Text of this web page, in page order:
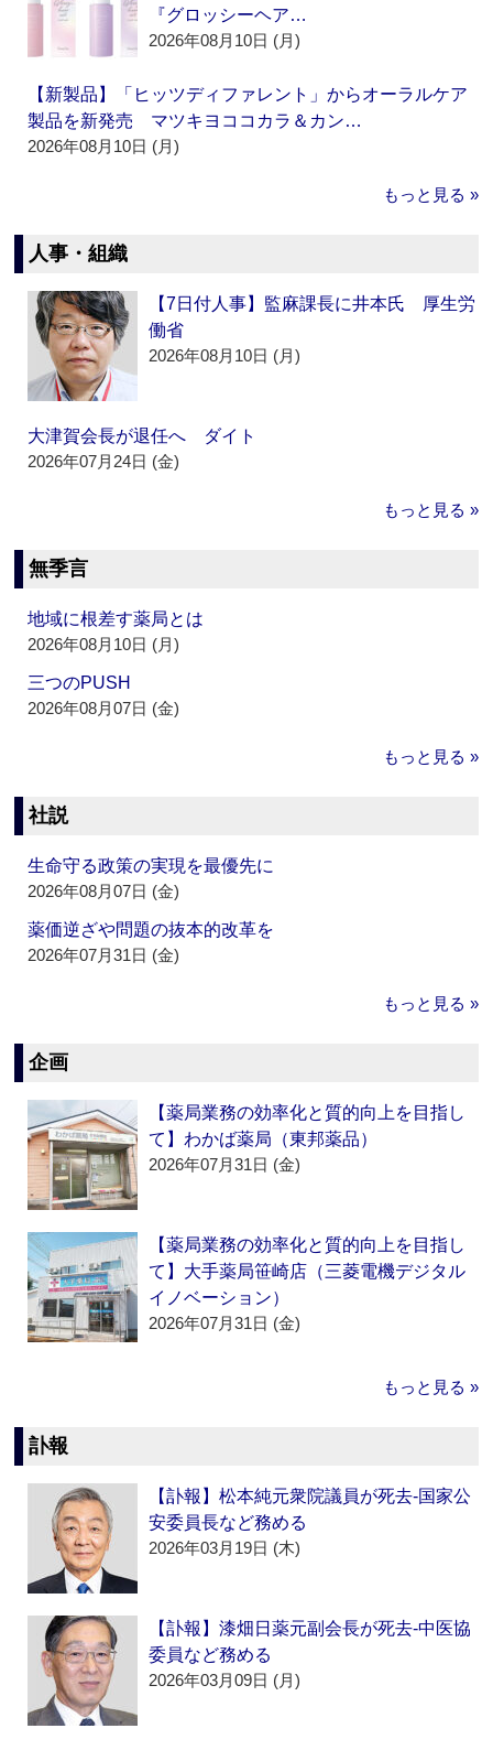
『グロッシーヘア…
2026年08月10日 (月)
【新製品】「ヒッツディファレント」からオーラルケア
製品を新発売 マツキヨココカラ＆カン…
2026年08月10日 (月)
もっと見る »
人事・組織
【7日付人事】監麻課長に井本氏 厚生労
働省
2026年08月10日 (月)
大津賀会長が退任へ ダイト
2026年07月24日 (金)
もっと見る »
無季言
地域に根差す薬局とは
2026年08月10日 (月)
三つのPUSH
2026年08月07日 (金)
もっと見る »
社説
生命守る政策の実現を最優先に
2026年08月07日 (金)
薬価逆ざや問題の抜本的改革を
2026年07月31日 (金)
もっと見る »
企画
【薬局業務の効率化と質的向上を目指し
て】わかば薬局（東邦薬品）
2026年07月31日 (金)
【薬局業務の効率化と質的向上を目指し
て】大手薬局笹崎店（三菱電機デジタル
イノベーション）
2026年07月31日 (金)
もっと見る »
訃報
【訃報】松本純元衆院議員が死去‐国家公
安委員長など務める
2026年03月19日 (木)
【訃報】漆畑日薬元副会長が死去‐中医協
委員など務める
2026年03月09日 (月)